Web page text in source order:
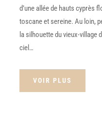
d’une allée de hauts cyprès
toscane et sereine. Au loin,
la silhouette du vieux-village
ciel…
VOIR PLUS